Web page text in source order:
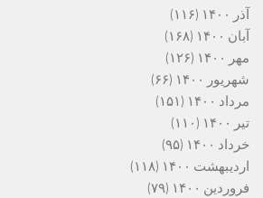
آذر ۱۴۰۰
(۱۱۶)
آبان ۱۴۰۰
(۱۶۸)
مهر ۱۴۰۰
(۱۲۶)
شهریور ۱۴۰۰
(۶۶)
مرداد ۱۴۰۰
(۱۵۱)
تیر ۱۴۰۰
(۱۱۰)
خرداد ۱۴۰۰
(۹۵)
اردیبهشت ۱۴۰۰
(۱۱۸)
فروردین ۱۴۰۰
(۷۹)